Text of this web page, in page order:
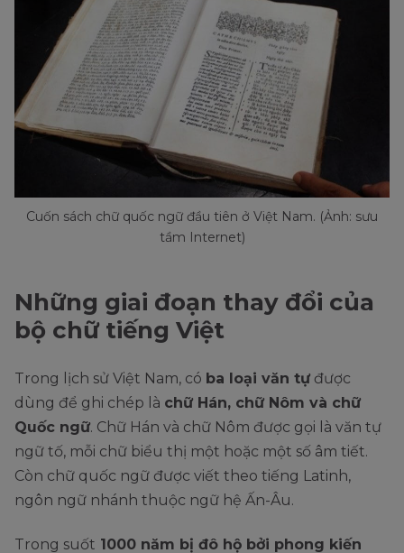
Cuốn sách chữ quốc ngữ đầu tiên ở Việt Nam. (Ảnh: sưu
tầm Internet)
Những giai đoạn thay đổi của
bộ chữ tiếng Việt
Trong lịch sử Việt Nam, có ba loại văn tự được
dùng để ghi chép là chữ Hán, chữ Nôm và chữ
Quốc ngữ. Chữ Hán và chữ Nôm được gọi là văn tự
ngữ tố, mỗi chữ biểu thị một hoặc một số âm tiết.
Còn chữ quốc ngữ được viết theo tiếng Latinh,
ngôn ngữ nhánh thuộc ngữ hệ Ấn-Âu.
Trong suốt 1000 năm bị đô hộ bởi phong kiến